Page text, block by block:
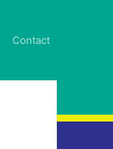
Contact